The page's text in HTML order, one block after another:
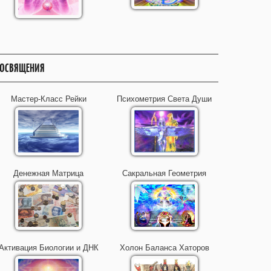
Мастер-Класс Рейки Психометрия Света Души
Денежная Матрица Сакральная Геометрия
Биологии и ДНК Холон Баланса Хаторов